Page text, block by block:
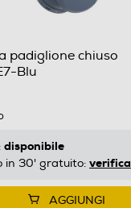
padiglione chiuso
Blu
disponibile
in 30' gratuito: verifica
AGGIUNGI